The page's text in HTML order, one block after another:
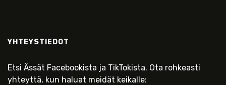
YHTEYSTIEDOT
Etsi Ässät Facebookista ja TikTokista. Ota rohkeasti
yhteyttä, kun haluat meidät keikalle: